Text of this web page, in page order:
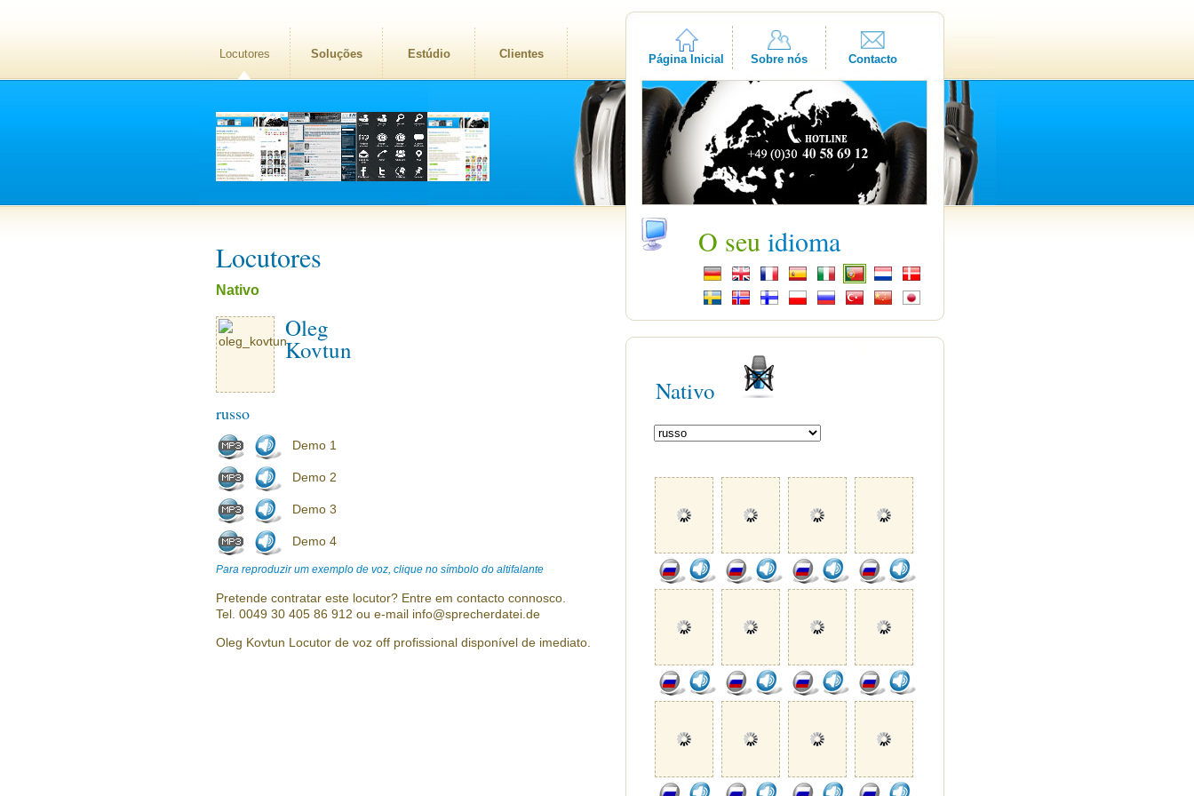
Locutores Soluções Estúdio Clientes Página Inicial Sobre nós Contacto
Locutores
Nativo
Oleg
Kovtun
russo
Demo 1
Demo 2
Demo 3
Demo 4
Para reproduzir um exemplo de voz, clique no símbolo do altifalante
Pretende contratar este locutor? Entre em contacto connosco.
Tel. 0049 30 405 86 912 ou e-mail info@sprecherdatei.de
Oleg Kovtun Locutor de voz off profissional disponível de imediato.
O seu idioma
Nativo